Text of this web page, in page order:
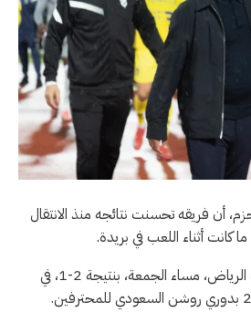
أن فريقه تحسنت نتائجه منذ الانتقال
كانت أثناء اللعب في بريدة.
فاز فريق الحزم على نظيره الرياض، مساء الجمعة، بنتيجة 2-1، في